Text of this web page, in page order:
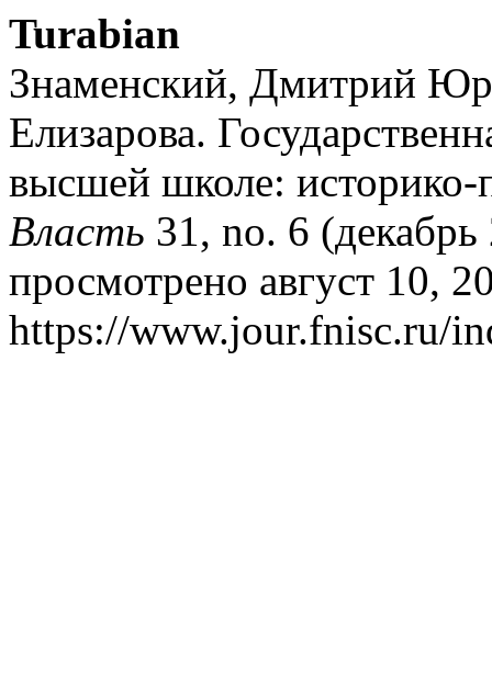
Turabian
Знаменский, Дмитрий
Елизарова.
высшей школе: историко-
Власть 31, no. 6
просмотрено август 10,
https://www.jour.fnisc.ru/